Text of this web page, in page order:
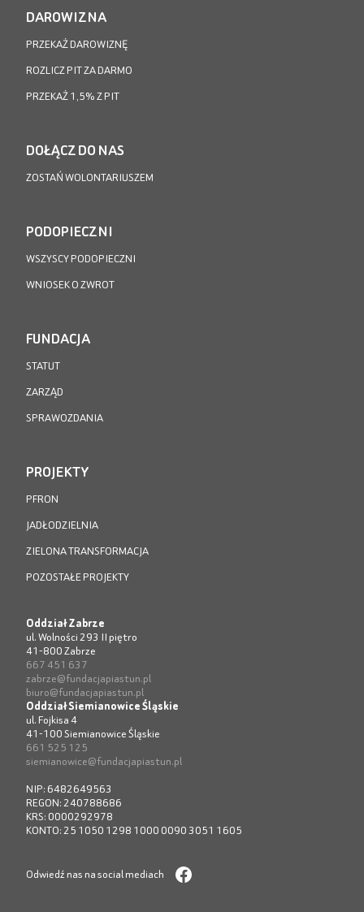
DAROWIZNA
PRZEKAŻ DAROWIZNĘ
ROZLICZ PIT ZA DARMO
PRZEKAŻ 1,5% Z PIT
DOŁĄCZ DO NAS
ZOSTAŃ WOLONTARIUSZEM
PODOPIECZNI
WSZYSCY PODOPIECZNI
WNIOSEK O ZWROT
FUNDACJA
STATUT
ZARZĄD
SPRAWOZDANIA
PROJEKTY
PFRON
JADŁODZIELNIA
ZIELONA TRANSFORMACJA
POZOSTAŁE PROJEKTY
Oddział Zabrze
ul. Wolności 293 II piętro
41-800 Zabrze
667 451 637
zabrze@fundacjapiastun.pl
biuro@fundacjapiastun.pl
Oddział Siemianowice Śląskie
ul. Fojkisa 4
41-100 Siemianowice Śląskie
661 525 125
siemianowice@fundacjapiastun.pl
NIP: 6482649563
REGON: 240788686
KRS: 0000292978
KONTO: 25 1050 1298 1000 0090 3051 1605
Odwiedź nas na social mediach